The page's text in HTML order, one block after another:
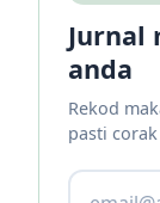
Jurnal
anda
Rekod
pasti